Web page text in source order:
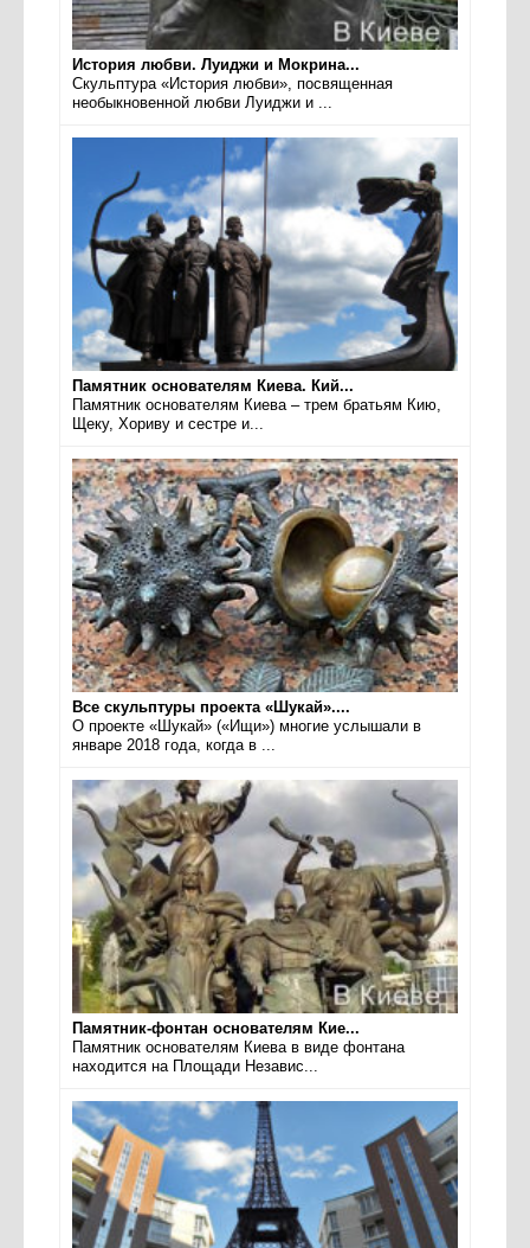
История любви. Луиджи и Мокрина...
Скульптура «История любви», посвященная
необыкновенной любви Луиджи и ...
Памятник основателям Киева. Кий...
Памятник основателям Киева – трем братьям Кию,
Щеку, Хориву и сестре и...
Все скульптуры проекта «Шукай»....
О проекте «Шукай» («Ищи») многие услышали в
январе 2018 года, когда в ...
Памятник-фонтан основателям Кие...
Памятник основателям Киева в виде фонтана
находится на Площади Независ...